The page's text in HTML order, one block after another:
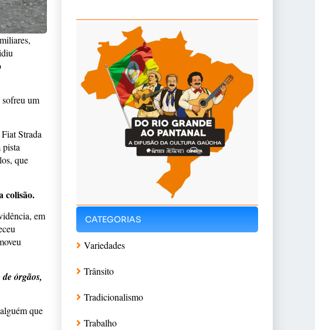
sofreu um
Strada
pista
que
colisão.
em
órgãos,
que
CATEGORIAS
Variedades
Trânsito
Tradicionalismo
Trabalho